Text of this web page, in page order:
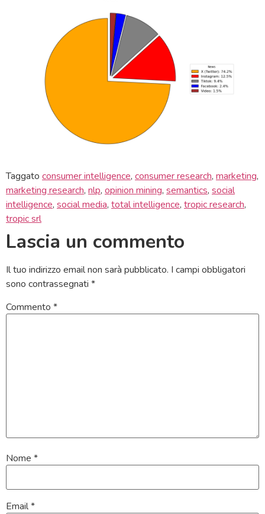
Taggato consumer intelligence, consumer research, marketing,
marketing research, nlp, opinion mining, semantics, social
intelligence, social media, total intelligence, tropic research,
tropic srl
Lascia un commento
Il tuo indirizzo email non sarà pubblicato. I campi obbligatori
sono contrassegnati *
Commento *
Nome *
Email*